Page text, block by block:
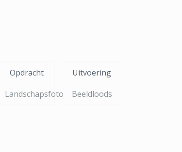
Opdracht
Landschapsfotografie
Uitvoering
Beeldloods